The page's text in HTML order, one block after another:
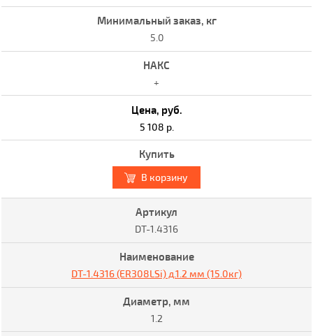
5.0
+
5 108 р.
В корзину
DT-1.4316
DT-1.4316 (ER308LSi) д.1.2 мм (15.0кг)
1.2